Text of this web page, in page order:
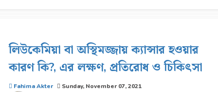
লিউকেমিয়া বা অস্থিমজ্জায় ক্যান্সার হওয়ার
কারণ কি?, এর লক্ষণ, প্রতিরোধ ও চিকিৎসা
Fahima Akter Sunday, November 07, 2021